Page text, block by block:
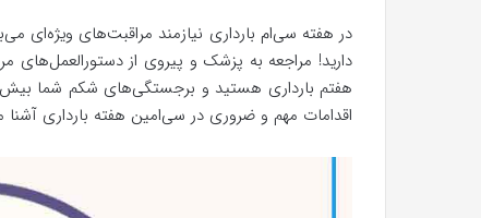
دارید! مراجعه به پزشک و پیروی از دستورالعمل‌های
هفتم بارداری هستید و برجستگی‌های شکم شما بیش
اقدامات مهم و ضروری در سی‌امین هفته بارداری آشنا